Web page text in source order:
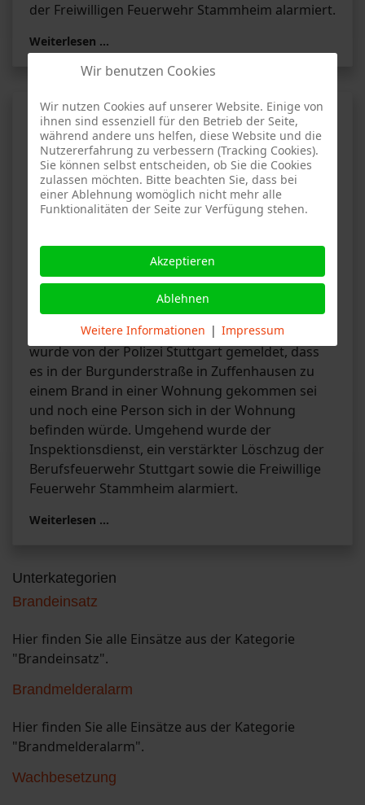
der Freiwilligen Feuerwehr Stammheim alarmiert.
Weiterlesen …
Brand 4 - Burgunderstraße,
Stuttgart-Stammheim
Bericht der Feuerwehr Stuttgart-Stammheim
Rauchentwicklung in Wohnung
Am Donnerstagnachmittag um kurz vor 15 Uhr
wurde von der Polizei Stuttgart gemeldet, dass
es in der Burgunderstraße in Zuffenhausen zu
einem Brand in einer Wohnung gekommen sei
und noch eine Person sich in der Wohnung
befinden würde. Umgehend wurde der
Inspektionsdienst, ein verstärkter Löschzug der
Berufsfeuerwehr Stuttgart sowie die Freiwillige
Feuerwehr Stammheim alarmiert.
Weiterlesen …
Unterkategorien
Brandeinsatz
Hier finden Sie alle Einsätze aus der Kategorie
"Brandeinsatz".
Brandmelderalarm
Hier finden Sie alle Einsätze aus der Kategorie
"Brandmelderalarm".
Wachbesetzung
Wir benutzen Cookies
Wir nutzen Cookies auf unserer Website. Einige von
ihnen sind essenziell für den Betrieb der Seite,
während andere uns helfen, diese Website und die
Nutzererfahrung zu verbessern (Tracking Cookies).
Sie können selbst entscheiden, ob Sie die Cookies
zulassen möchten. Bitte beachten Sie, dass bei
einer Ablehnung womöglich nicht mehr alle
Funktionalitäten der Seite zur Verfügung stehen.
Akzeptieren
Ablehnen
Weitere Informationen | Impressum